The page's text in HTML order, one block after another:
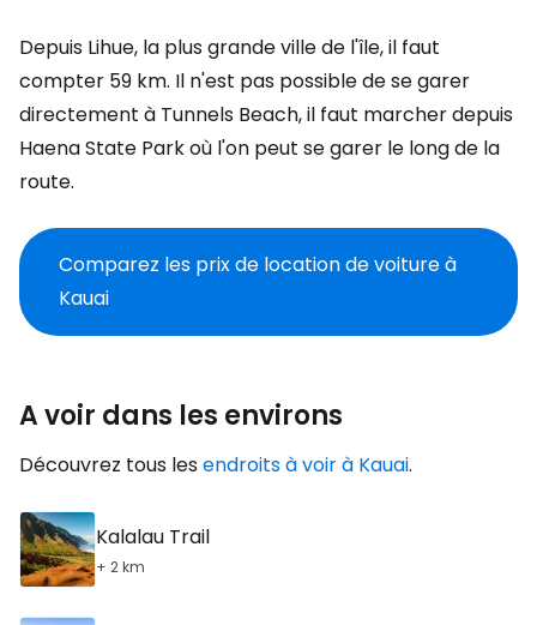
Depuis Lihue, la plus grande ville de l'île, il faut
compter 59 km. Il n'est pas possible de se garer
directement à Tunnels Beach, il faut marcher depuis
Haena State Park où l'on peut se garer le long de la
route.
Comparez les prix de location de voiture à
Kauai
A voir dans les environs
Découvrez tous lesendroits à voir à Kauai.
Kalalau Trail
+ 2 km